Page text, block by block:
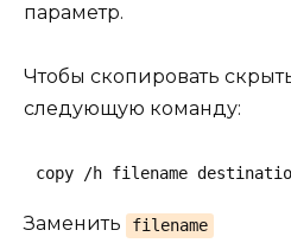
параметр.
Чтобы скопировать
следующую команду:
copy /h filename
Заменить filename